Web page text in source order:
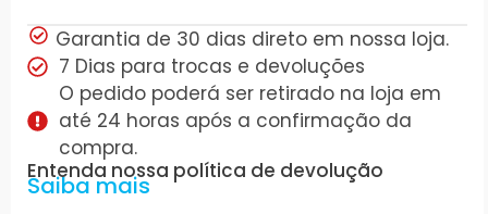
Garantia de 30 dias direto em nossa loja.
7 Dias para trocas e devoluções
O pedido poderá ser retirado na loja em
até 24 horas após a confirmação da
compra.
Entenda nossa política de devolução
Saiba mais